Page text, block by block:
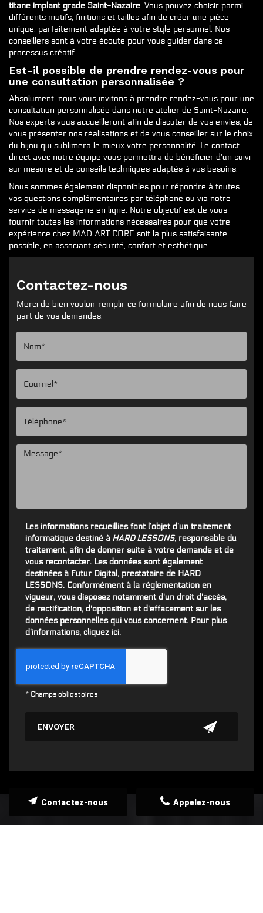
titane implant grade Saint-Nazaire. Vous pouvez choisir parmi
différents motifs, finitions et tailles afin de créer une pièce
unique, parfaitement adaptée à votre style personnel. Nos
conseillers sont à votre écoute pour vous guider dans ce
processus créatif.
Est-il possible de prendre rendez-vous pour
une consultation personnalisée ?
Absolument, nous vous invitons à prendre rendez-vous pour une
consultation personnalisée dans notre atelier de Saint-Nazaire.
Nos experts vous accueilleront afin de discuter de vos envies, de
vous présenter nos réalisations et de vous conseiller sur le choix
du bijou qui sublimera le mieux votre personnalité. Le contact
direct avec notre équipe vous permettra de bénéficier d'un suivi
sur mesure et de conseils techniques adaptés à vos besoins.
Nous sommes également disponibles pour répondre à toutes
vos questions complémentaires par téléphone ou via notre
service de messagerie en ligne. Notre objectif est de vous
fournir toutes les informations nécessaires pour que votre
expérience chez MAD ART CORE soit la plus satisfaisante
possible, en associant sécurité, confort et esthétique.
Contactez-nous
Merci de bien vouloir remplir ce formulaire afin de nous faire
part de vos demandes.
Les informations recueillies font l’objet d’un traitement
informatique destiné àHARD LESSONS, responsable du
traitement, afin de donner suite à votre demande et de
vous recontacter. Les données sont également
destinées à Futur Digital, prestataire de HARD
LESSONS. Conformément à la réglementation en
vigueur, vous disposez notamment d'un droit d'accès,
de rectification, d'opposition et d'effacement sur les
données personnelles qui vous concernent. Pour plus
d’informations, cliquez ici.
* Champs obligatoires
Appelez-nous
Contactez-nous